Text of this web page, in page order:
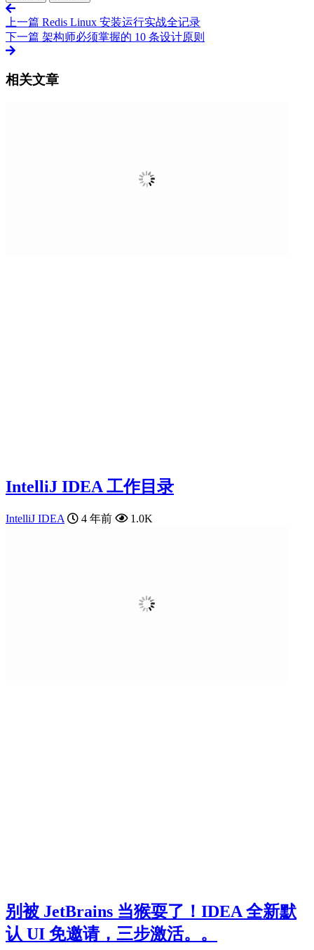
上一篇 Redis Linux 安装运行实战全记录
下一篇 架构师必须掌握的 10 条设计原则
相关文章
IntelliJ IDEA 工作目录
IntelliJ IDEA 4 年前 1.0K
别被 JetBrains 当猴耍了！IDEA 全新默
认 UI 免邀请，三步激活。。